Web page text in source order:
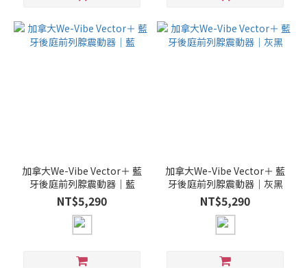
加拿大We-Vibe Vector＋ 藍
牙後庭前列腺震動器｜藍
NT$5,290
加拿大We-Vibe Vector＋ 藍
牙後庭前列腺震動器｜灰黑
NT$5,290